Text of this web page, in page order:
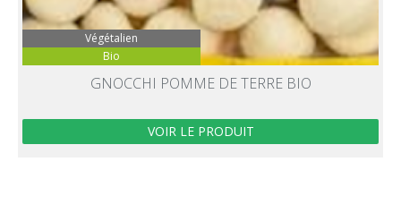
Bio
Végétalien
GNOCCHI POMME DE TERRE BIO
VOIR LE PRODUIT